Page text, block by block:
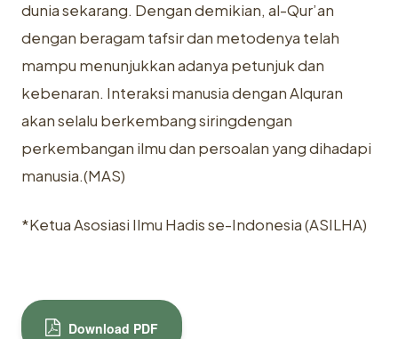
dunia sekarang. Dengan demikian, al-Qur’an
dengan beragam tafsir dan metodenya telah
mampu menunjukkan adanya petunjuk dan
kebenaran. Interaksi manusia dengan Alquran
akan selalu berkembang siringdengan
perkembangan ilmu dan persoalan yang dihadapi
manusia.(MAS)
*Ketua Asosiasi Ilmu Hadis se-Indonesia (ASILHA)
Download PDF